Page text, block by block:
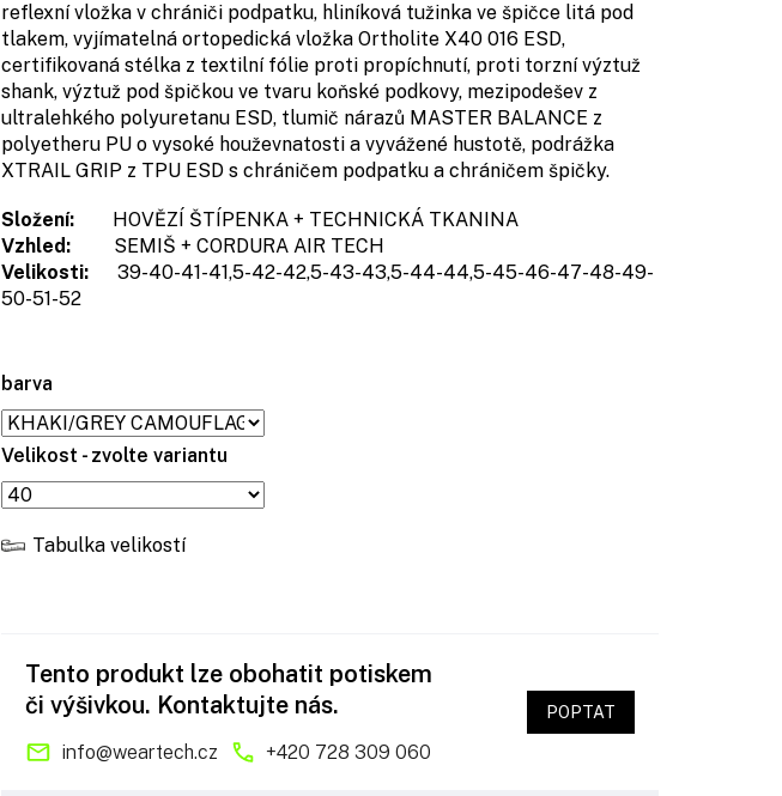
barva
Velikost - zvolte variantu
Tabulka velikostí
reflexní vložka v chrániči podpatku, hliníková tužinka ve špičce litá pod
tlakem, vyjímatelná ortopedická vložka Ortholite X40 016 ESD,
certifikovaná stélka z textilní fólie proti propíchnutí, proti torzní výztuž
shank, výztuž pod špičkou ve tvaru koňské podkovy, mezipodešev z
ultralehkého polyuretanu ESD, tlumič nárazů MASTER BALANCE z
polyetheru PU o vysoké houževnatosti a vyvážené hustotě, podrážka
XTRAIL GRIP z TPU ESD s chráničem podpatku a chráničem špičky.
Složení:
HOVĚZÍ ŠTÍPENKA + TECHNICKÁ TKANINA
Vzhled:
SEMIŠ + CORDURA AIR TECH
Velikosti:
39-40-41-41,5-42-42,5-43-43,5-44-44,5-45-46-47-48-49-
50-51-52
Tento produkt lze obohatit potiskem
či výšivkou. Kontaktujte nás.
info@weartech.cz +420 728 309 060
POPTAT